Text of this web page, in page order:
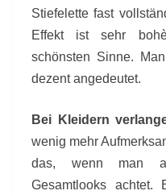
Stiefelette fast
Effekt ist sehr
schönsten Sinne.
dezent angedeutet.
Bei Kleidern
wenig mehr
das, wenn man
Gesamtlooks achtet.